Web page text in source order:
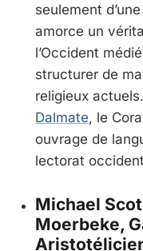
seulement
amorce un
l’Occident
structurer de
religieux
Dalmate, le
ouvrage de
lectorat
Michael
Moerbeke,